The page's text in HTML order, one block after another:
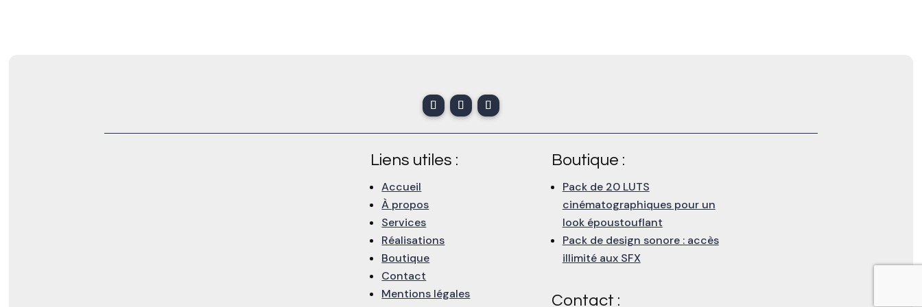
Liens utiles :
Accueil
À propos
Services
Réalisations
Boutique
Contact
Mentions légales
Boutique :
Pack de 20 LUTS
cinématographiques pour un
look époustouflant
Pack de design sonore : accès
illimité aux SFX
Contact :